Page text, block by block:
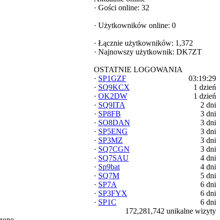
· Gości online: 32
· Użytkowników online: 0
· Łącznie użytkowników: 1,372
· Najnowszy użytkownik: DK7ZT
OSTATNIE LOGOWANIA
· SP1GZF
03:19:29
· SQ9KCX
1 dzień
· OK2DW
1 dzień
· SQ9ITA
2 dni
· SP8FB
3 dni
· SO8DAN
3 dni
· SP5ENG
3 dni
· SP3MZ
3 dni
· SQ7CGN
3 dni
· SQ7SAU
4 dni
· Sp9bat
4 dni
· SQ7M
5 dni
· SP7A
6 dni
· SP3FYX
6 dni
· SP1C
6 dni
172,281,742 unikalne wizyty